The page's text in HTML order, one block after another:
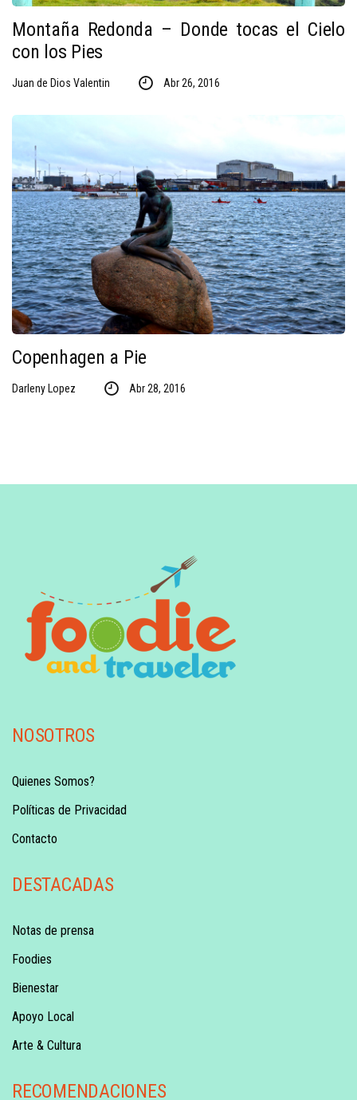
Montaña Redonda – Donde tocas el Cielo
con los Pies
Juan de Dios Valentin Abr 26, 2016
Copenhagen a Pie
Darleny Lopez Abr 28, 2016
NOSOTROS
Quienes Somos?
Políticas de Privacidad
Contacto
DESTACADAS
Notas de prensa
Foodies
Bienestar
Apoyo Local
Arte & Cultura
RECOMENDACIONES